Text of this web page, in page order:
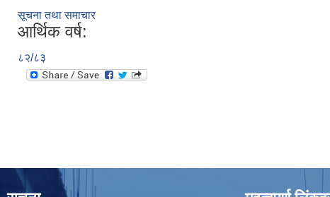
सूचना तथा समाचार
आर्थिक वर्ष:
८२/८३